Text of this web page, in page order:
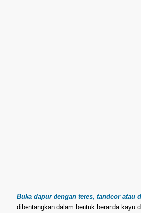
Buka dapur dengan teres, tandoor atau
dibentangkan dalam bentuk beranda kayu